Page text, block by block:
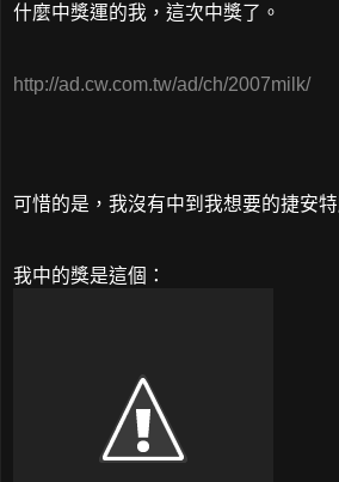
什麼中獎運的我，這次中獎了。
http://ad.cw.com.tw/ad/ch/2007milk/
可惜的是，我沒有中到我想要的捷安特
我中的獎是這個：